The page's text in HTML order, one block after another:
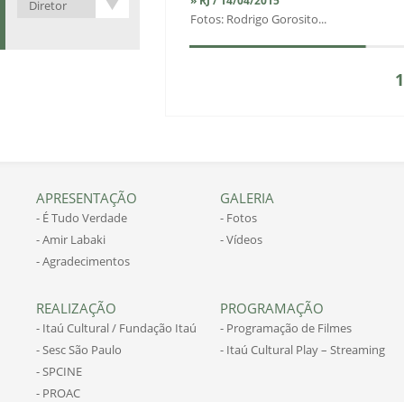
Fotos: Rodrigo Gorosito...
1
APRESENTAÇÃO
- É Tudo Verdade
- Amir Labaki
- Agradecimentos
GALERIA
- Fotos
- Vídeos
REALIZAÇÃO
- Itaú Cultural / Fundação Itaú
- Sesc São Paulo
- SPCINE
- PROAC
PROGRAMAÇÃO
- Programação de Filmes
- Itaú Cultural Play – Streaming